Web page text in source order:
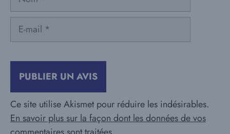
mail
Ce site utilise Akismet pour réduire les indésirables.
En savoir plus sur la façon dont les données de vos